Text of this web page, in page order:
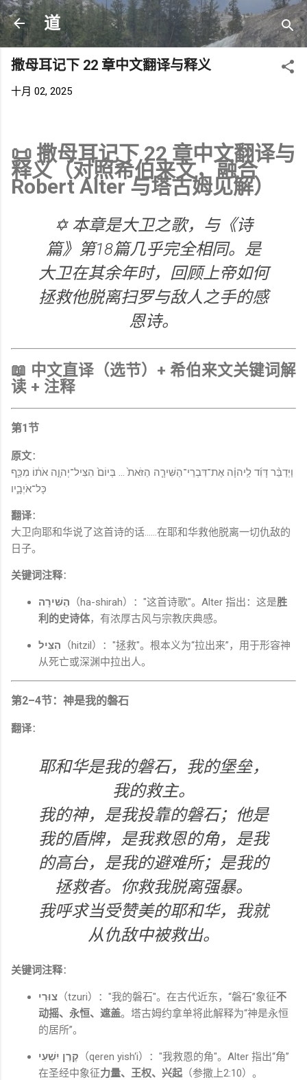
跳至主要内容
道
撒母耳记下 22 章中文翻译与释义
十月 02, 2025
📜 撒母耳记下 22 章中文翻译与
释义（对照希伯来文，融合
Robert Alter 与塔古姆见解）
✡️ 本章是大卫之歌，与《诗
篇》第18篇几乎完全相同。是
大卫在其余年时，回顾上帝如何
拯救他脱离扫罗与敌人之手的感
恩诗。
📖 中文直译（选节）+ 希伯来文关键词解
读 + 注释
第1节
原文：
וַיְדַבֵּ֨ר דָּוִ֜ד לַֽיהוָ֗ה אֶת־דִּבְרֵי־הַשִּׁירָ֤ה הַזֹּאת֙ … בְּיוֹם֙ הִצִּיל־יְהוָ֣ה אֹת֔וֹ מִכַּ֖ף
כָּל־אֹיְבָ֑יו
翻译：
大卫向耶和华说了这首诗的话……在耶和华救他脱离一切仇敌的
日子。
关键词注释：
הַשִּׁירָה （ha-shirah）："这首诗歌"。Alter 指出：这是胜
利的史诗体，有浓厚古风与宗教庆典感。
הִצִּיל （hitzil）："拯救"。根本义为“拉出来”，用于形容神
从死亡或深渊中拉出人。
第2–4节：神是我的磐石
翻译：
耶和华是我的磐石，我的堡垒，
我的救主。
我的神，是我投靠的磐石；他是
我的盾牌，是我救恩的角，是我
的高台，是我的避难所；是我的
拯救者。你救我脱离强暴。
我呼求当受赞美的耶和华，我就
从仇敌中被救出。
关键词注释：
צוּרִי （tzuri）："我的磐石"。在古代近东，“磐石”象征不
动摇、永恒、遮盖。塔古姆约拿单将此解释为“神是永恒
的居所”。
קֶרֶן יִשְׁעִי （qeren yish‘i）："我救恩的角"。Alter 指出“角”
在圣经中象征力量、王权、兴起（参撒上2:10）。